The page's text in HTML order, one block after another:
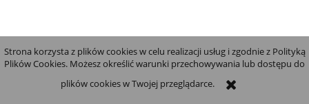
Strona korzysta z plików cookies w celu realizacji usług i zgodnie z Polityką
Plików Cookies. Możesz określić warunki przechowywania lub dostępu do
plików cookies w Twojej przeglądarce.